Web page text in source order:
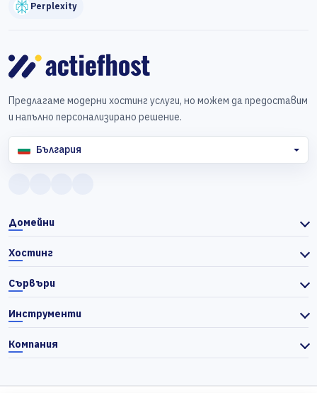
Perplexity
Предлагаме модерни хостинг услуги, но можем да предоставим
и напълно персонализирано решение.
България
Домейни
Хостинг
Сървъри
Инструменти
Компания